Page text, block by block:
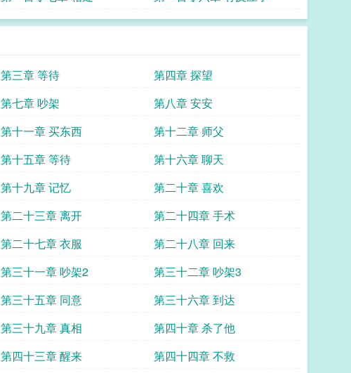
第三章 等待
第四章 探望
第七章 吵架
第八章 安安
第十一章 买东西
第十二章 师父
第十五章 等待
第十六章 聊天
第十九章 记忆
第二十章 喜欢
第二十三章 离开
第二十四章 手术
第二十七章 衣服
第二十八章 回来
第三十一章 吵架2
第三十二章 吵架3
第三十五章 同意
第三十六章 到达
第三十九章 真相
第四十章 杀了他
第四十三章 醒来
第四十四章 不救